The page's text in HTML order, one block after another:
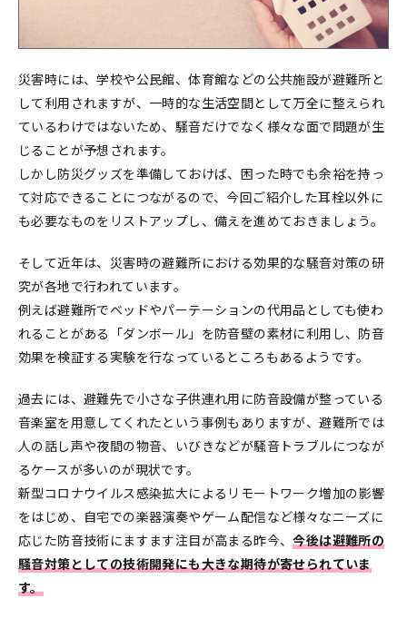
災害時には、学校や公民館、体育館などの公共施設が避難所と
して利用されますが、一時的な生活空間として万全に整えられ
ているわけではないため、騒音だけでなく様々な面で問題が生
じることが予想されます。
しかし防災グッズを準備しておけば、困った時でも余裕を持っ
て対応できることにつながるので、今回ご紹介した耳栓以外に
も必要なものをリストアップし、備えを進めておきましょう。
そして近年は、災害時の避難所における効果的な騒音対策の研
究が各地で行われています。
例えば避難所でベッドやパーテーションの代用品としても使わ
れることがある「ダンボール」を防音壁の素材に利用し、防音
効果を検証する実験を行なっているところもあるようです。
過去には、避難先で小さな子供連れ用に防音設備が整っている
音楽室を用意してくれたという事例もありますが、避難所では
人の話し声や夜間の物音、いびきなどが騒音トラブルにつなが
るケースが多いのが現状です。
新型コロナウイルス感染拡大によるリモートワーク増加の影響
をはじめ、自宅での楽器演奏やゲーム配信など様々なニーズに
応じた防音技術にますます注目が高まる昨今、今後は避難所の
騒音対策としての技術開発にも大きな期待が寄せられていま
す。